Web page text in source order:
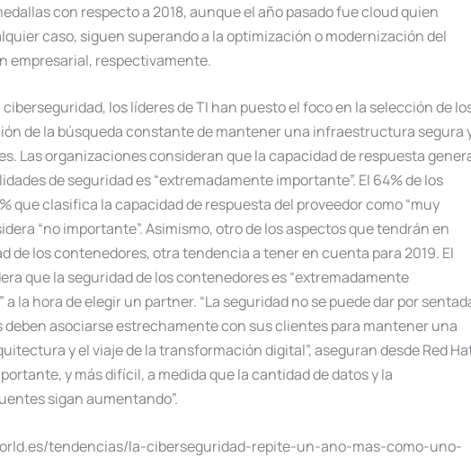
con respecto a 2018, aunque el año pasado fue cloud quien
caso, siguen superando a la optimización o modernización del
empresarial, respectivamente.
los líderes de TI han puesto el foco en la selección de
de la búsqueda constante de mantener una infraestructura segura
Las organizaciones consideran que la capacidad de respuesta
de seguridad es “extremadamente importante”. El 64% de los
que clasifica la capacidad de respuesta del proveedor como “muy
“no importante”. Asimismo, otro de los aspectos que tendrán en
de los contenedores, otra tendencia a tener en cuenta para 2019. El
que la seguridad de los contenedores es “extremadamente
la hora de elegir un partner. “La seguridad no se puede dar por
deben asociarse estrechamente con sus clientes para mantener una
y el viaje de la transformación digital”, aseguran desde Red
y más difícil, a medida que la cantidad de datos y la
sigan aumentando”.
tendencias/la-ciberseguridad-repite-un-ano-mas-como-uno-